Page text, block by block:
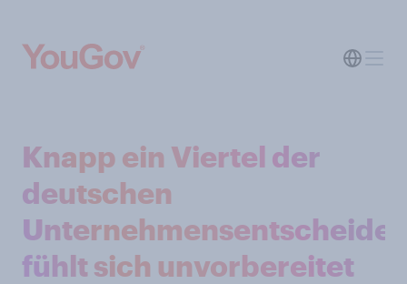
Knapp ein Viertel der
deutschen
Unternehmensentscheider
fühlt sich unvorbereitet